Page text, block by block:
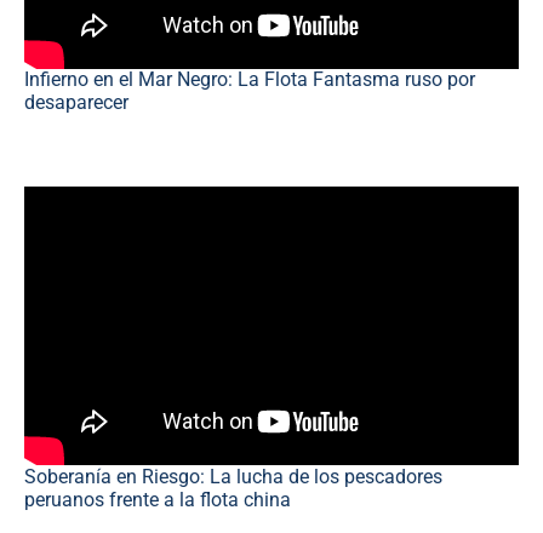
Infierno en el Mar Negro: La Flota Fantasma ruso por
desaparecer
Soberanía en Riesgo: La lucha de los pescadores
peruanos frente a la flota china